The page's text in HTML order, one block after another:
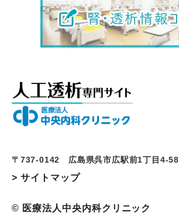
〒737-0142 広島県呉市広駅前1丁目4-58
> サイトマップ
© 医療法人中央内科クリニック